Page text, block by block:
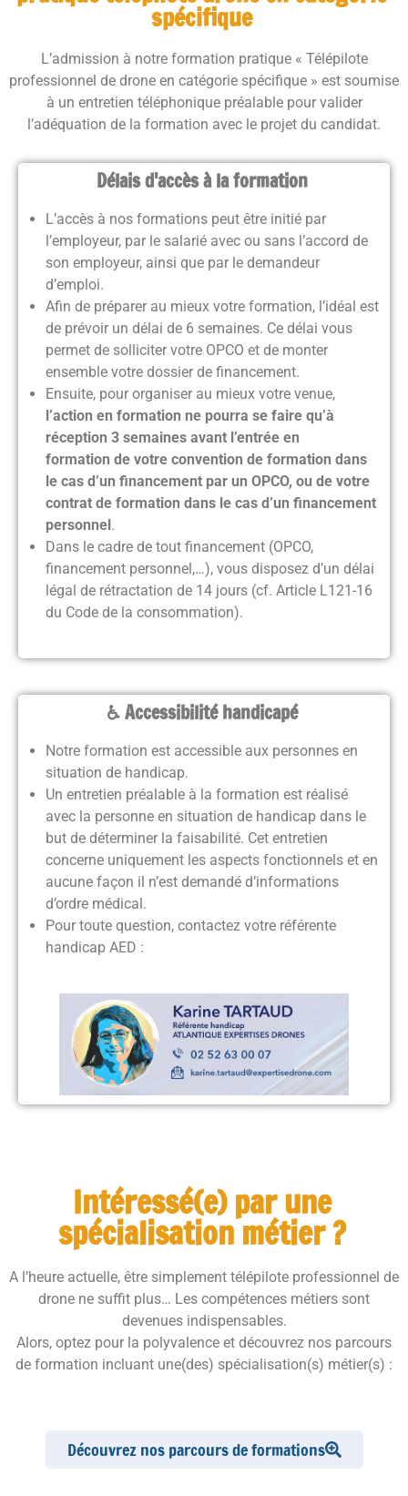
spécifique
L’admission à notre formation pratique « Télépilote
professionnel de drone en catégorie spécifique » est soumise
à un entretien téléphonique préalable pour valider
l’adéquation de la formation avec le projet du candidat.
Délais d'accès à la formation
L’accès à nos formations peut être initié par
l’employeur, par le salarié avec ou sans l’accord de
son employeur, ainsi que par le demandeur
d’emploi.
Afin de préparer au mieux votre formation, l’idéal est
de prévoir un délai de 6 semaines. Ce délai vous
permet de solliciter votre OPCO et de monter
ensemble votre dossier de financement.
Ensuite, pour organiser au mieux votre venue,
l’action en formation ne pourra se faire qu’à
réception 3 semaines avant l’entrée en
formation de votre convention de formation dans
le cas d’un financement par un OPCO, ou de votre
contrat de formation dans le cas d’un financement
personnel.
Dans le cadre de tout financement (OPCO,
financement personnel,…), vous disposez d’un délai
légal de rétractation de 14 jours (cf. Article L121-16
du Code de la consommation).
♿ Accessibilité handicapé
Notre formation est accessible aux personnes en
situation de handicap.
Un entretien préalable à la formation est réalisé
avec la personne en situation de handicap dans le
but de déterminer la faisabilité. Cet entretien
concerne uniquement les aspects fonctionnels et en
aucune façon il n’est demandé d’informations
d’ordre médical.
Pour toute question, contactez votre référente
handicap AED :
Intéressé(e) par une
spécialisation métier ?
A l’heure actuelle, être simplement télépilote professionnel de
drone ne suffit plus… Les compétences métiers sont
devenues indispensables.
Alors, optez pour la polyvalence et découvrez nos parcours
de formation incluant une(des) spécialisation(s) métier(s) :
Découvrez nos parcours de formations